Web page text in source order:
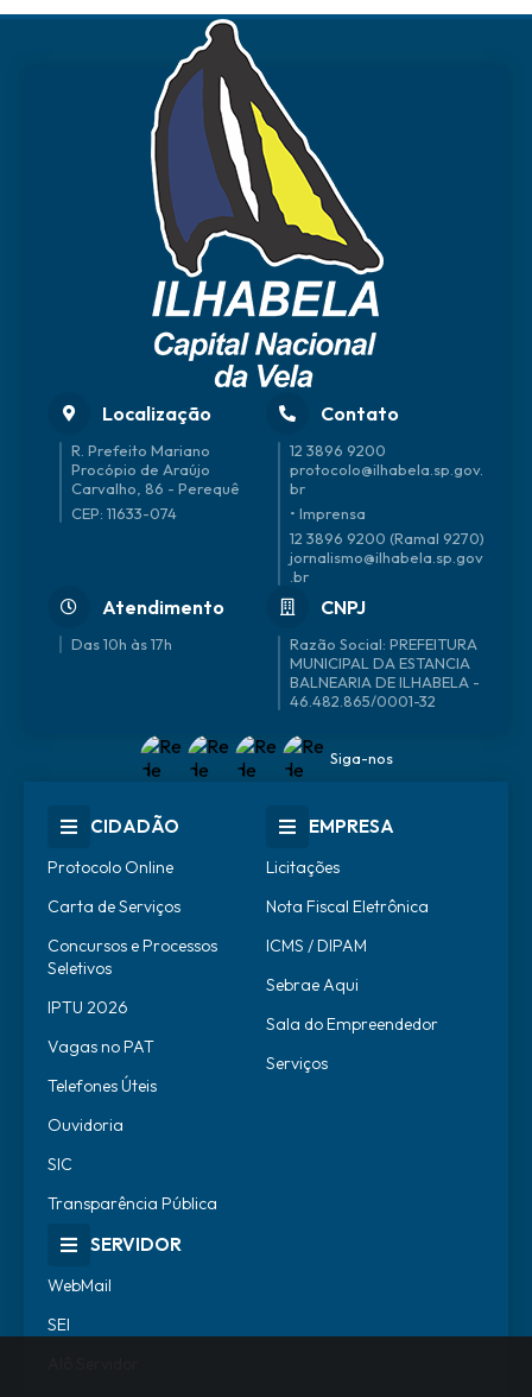
Localização
R. Prefeito Mariano
Procópio de Araújo
Carvalho, 86 - Perequê
CEP: 11633-074
Contato
12 3896 9200
protocolo@ilhabela.sp.gov.
br
• Imprensa
12 3896 9200 (Ramal 9270)
jornalismo@ilhabela.sp.gov
.br
Atendimento
Das 10h às 17h
CNPJ
46.482.865/0001-32
Siga-nos
CIDADÃO
Protocolo Online
Carta de Serviços
Concursos e Processos
Seletivos
IPTU 2026
Vagas no PAT
Telefones Úteis
Ouvidoria
SIC
Transparência Pública
EMPRESA
Licitações
Nota Fiscal Eletrônica
ICMS / DIPAM
Sebrae Aqui
Sala do Empreendedor
Serviços
SERVIDOR
WebMail
SEI